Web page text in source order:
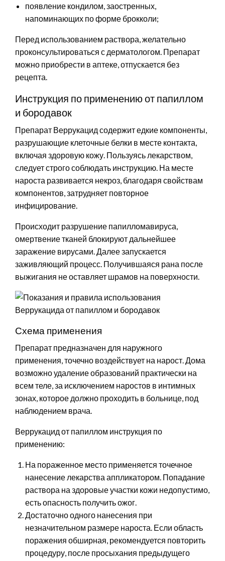
появление кондилом, заостренных,
напоминающих по форме брокколи;
Перед использованием раствора, желательно
проконсультироваться с дерматологом. Препарат
можно приобрести в аптеке, отпускается без
рецепта.
Инструкция по применению от папиллом
и бородавок
Препарат Веррукацид содержит едкие компоненты,
разрушающие клеточные белки в месте контакта,
включая здоровую кожу. Пользуясь лекарством,
следует строго соблюдать инструкцию. На месте
нароста развивается некроз, благодаря свойствам
компонентов, затрудняет повторное
инфицирование.
Происходит разрушение папилломавируса,
омертвение тканей блокируют дальнейшее
заражение вирусами. Далее запускается
заживляющий процесс. Получившаяся рана после
выжигания не оставляет шрамов на поверхности.
Схема применения
Препарат предназначен для наружного
применения, точечно воздействует на нарост. Дома
возможно удаление образований практически на
всем теле, за исключением наростов в интимных
зонах, которое должно проходить в больнице, под
наблюдением врача.
Веррукацид от папиллом инструкция по
применению:
На пораженное место применяется точечное
нанесение лекарства аппликатором. Попадание
раствора на здоровые участки кожи недопустимо,
есть опасность получить ожог.
Достаточно одного нанесения при
незначительном размере нароста. Если область
поражения обширная, рекомендуется повторить
процедуру, после просыхания предыдущего